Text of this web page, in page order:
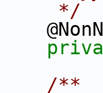
     */
    /**